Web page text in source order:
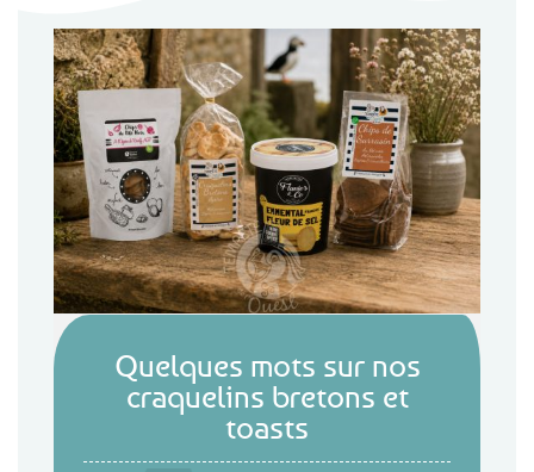
Quelques mots sur nos
craquelins bretons et
toasts